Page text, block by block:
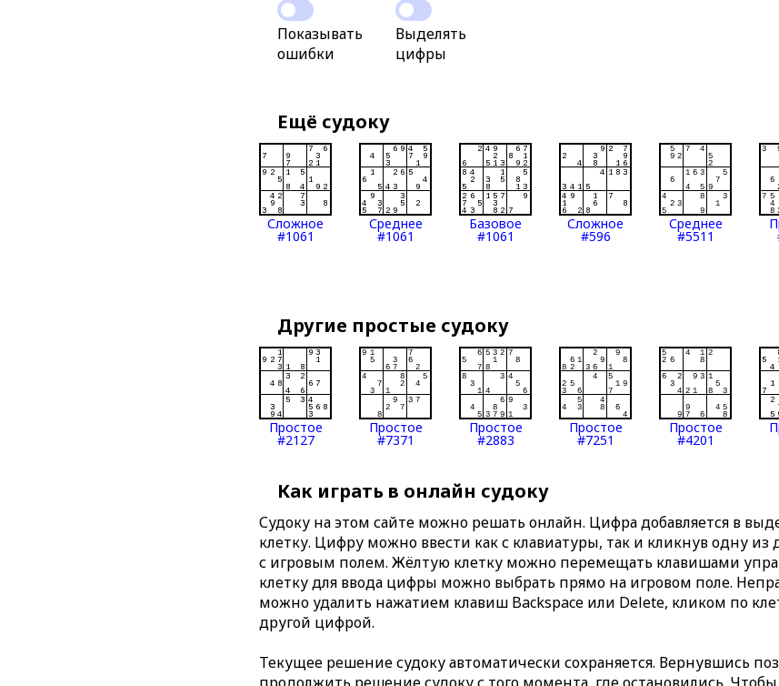
Показывать
ошибки
Выделять
цифры
Ещё судоку
Сложное
#1061
Среднее
#1061
Базовое
#1061
Сложное
#596
Среднее
#5511
Другие простые судоку
Простое
#2127
Простое
#7371
Простое
#2883
Простое
#7251
Простое
#4201
Как играть в онлайн судоку
Судоку на этом сайте можно решать онлайн. Цифра добавляется в
клетку. Цифру можно ввести как с клавиатуры, так и кликнув одну из
с игровым полем. Жёлтую клетку можно перемещать клавишами
клетку для ввода цифры можно выбрать прямо на игровом поле.
можно удалить нажатием клавиш Backspace или Delete, кликом по
другой цифрой.
Текущее решение судоку автоматически сохраняется. Вернувшись